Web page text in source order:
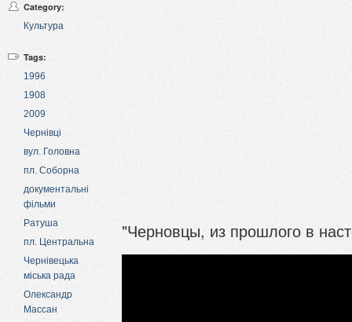
Category:
Культура
Tags:
1996
1908
2009
Чернівці
вул. Головна
пл. Соборна
документальні
фільми
Ратуша
пл. Центральна
Чернівецька
міська рада
Олександр
Массан
"Черновцы, из прошлого в